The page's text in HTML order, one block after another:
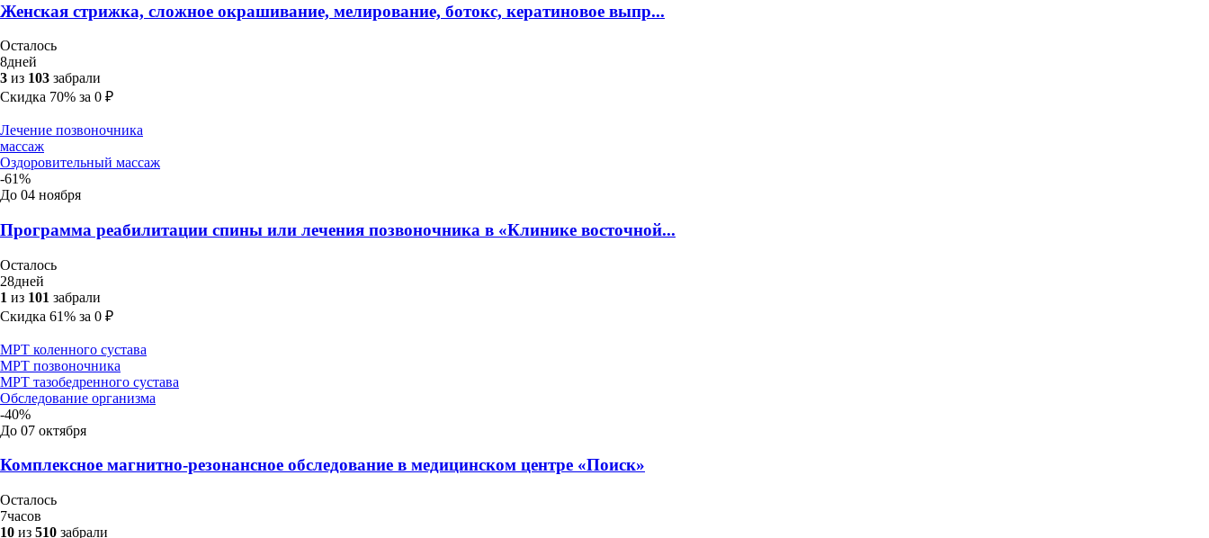
Женская стрижка, сложное окрашивание, мелирование, ботокс, кератиновое выпр...
Осталось
8дней
3 из 103 забрали
Скидка 70% за 0 ₽
Лечение позвоночника
массаж
Оздоровительный массаж
-61%
До 04 ноября
Программа реабилитации спины или лечения позвоночника в «Клинике восточной...
Осталось
28дней
1 из 101 забрали
Скидка 61% за 0 ₽
МРТ коленного сустава
МРТ позвоночника
МРТ тазобедренного сустава
Обследование организма
-40%
До 07 октября
Комплексное магнитно-резонансное обследование в медицинском центре «Поиск»
Осталось
7часов
10 из 510 забрали